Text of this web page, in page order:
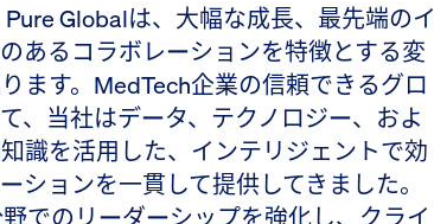
Globalは、大幅な成長、最先端のイ
あるコラボレーションを特徴とする変
ます。MedTech企業の信頼できるグロ
、当社はデータ、テクノロジー、およ
識を活用した、インテリジェントで効
ションを一貫して提供してきました。
でのリーダーシップを強化し、クライ